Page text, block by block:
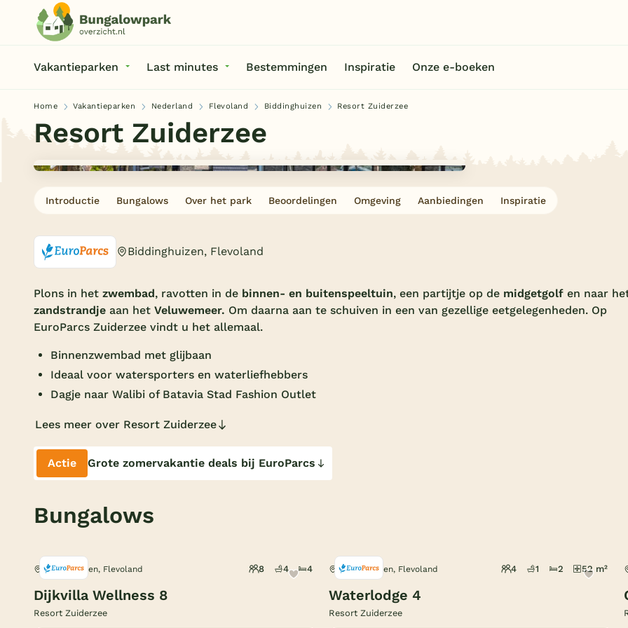
Vakantieparken Last minutes Bestemmingen Inspiratie Onze e-boeken
Home Vakantieparken Nederland Flevoland Biddinghuizen Resort Zuiderzee
Resort Zuiderzee
Introductie Bungalows Over het park Beoordelingen Omgeving Aanbiedingen Inspiratie
Biddinghuizen, Flevoland
Plons in het zwembad, ravotten in de binnen- en buitenspeeltuin, een partijtje op de midgetgolf en naar
zandstrandje aan het Veluwemeer. Om daarna aan te schuiven in een van gezellige eetgelegenheden. Op
EuroParcs Zuiderzee vindt u het allemaal.
Binnenzwembad met glijbaan
Ideaal voor watersporters en waterliefhebbers
Dagje naar Walibi of Batavia Stad Fashion Outlet
Lees meer over Resort Zuiderzee
Actie Grote zomervakantie deals bij EuroParcs
Bungalows
Biddinghuizen, Flevoland 8 4 4
Dijkvilla Wellness 8
Resort Zuiderzee
Biddinghuizen, Flevoland 4 1 2 52 m²
Waterlodge 4
Resort Zuiderzee